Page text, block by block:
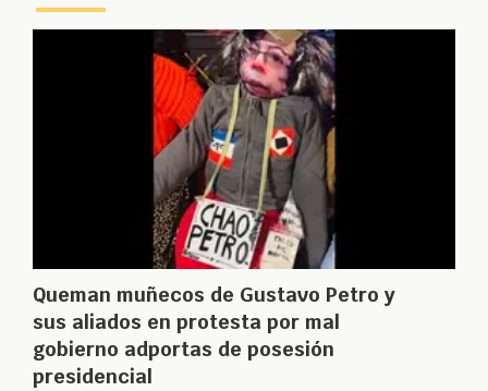
Queman muñecos de Gustavo Petro y
sus aliados en protesta por mal
gobierno adportas de posesión
presidencial